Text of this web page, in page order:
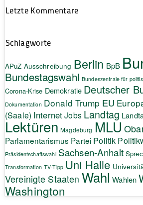
Letzte Kommentare
Schlagworte
APuZ Ausschreibung Berlin BpB
Bundestagswahl Bundeszentrale für
Corona-Krise Demokratie Deutscher
Dokumentation Donald Trump EU
(Saale) InternetJobs Landtag
Lektüren Magdeburg MLU
Parlamentarismus Partei Politik
Präsidentschaftswahl Sachsen-Anhalt
Transformation TV-Tipp Uni Halle
Vereinigte Staaten Wahl Wahlen
Washington